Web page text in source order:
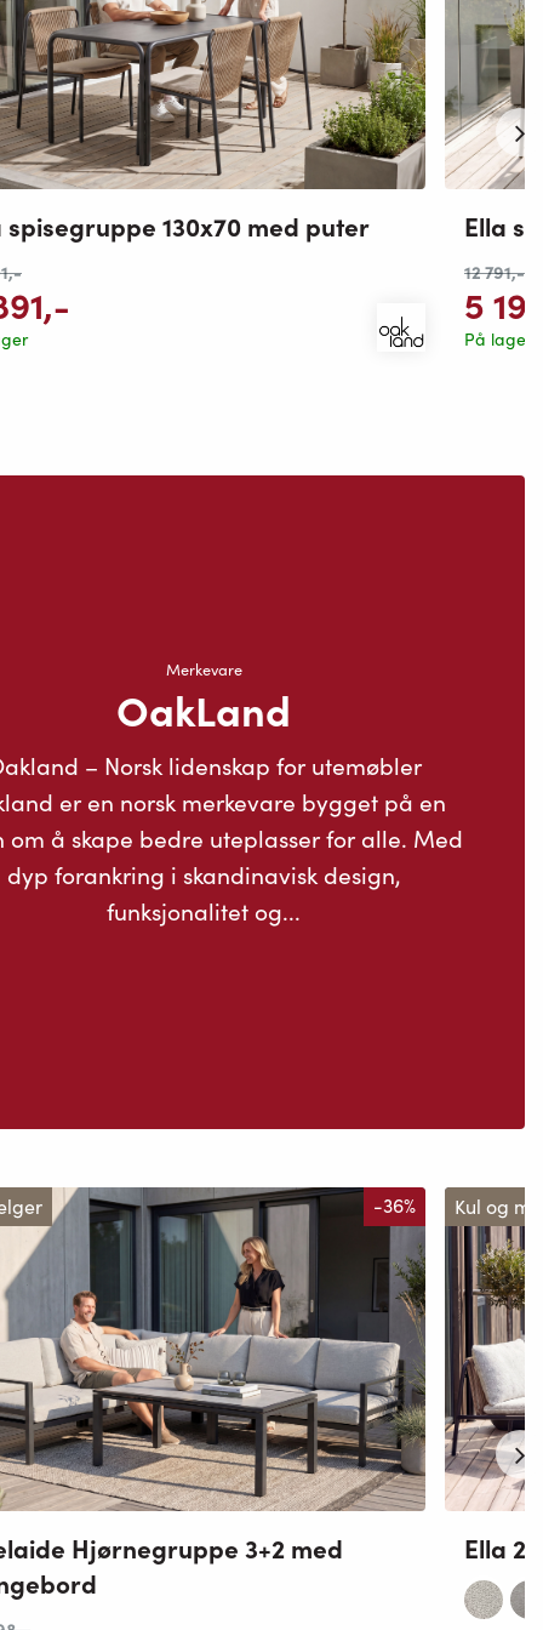
spisegruppe 130x70 med puter
,-
,-
Ella
12 791,-
5 191
På lager
Merkevare
OakLand
– Norsk lidenskap for utemøbler
er en norsk merkevare bygget på en
om å skape bedre uteplasser for alle. Med
dyp forankring i skandinavisk design,
funksjonalitet og...
-36%
Hjørnegruppe 3+2 med
Kul og
Ella 2